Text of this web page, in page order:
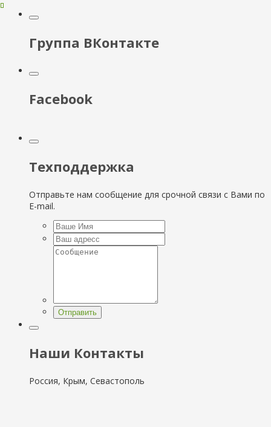
Группа ВКонтакте
Facebook
Техподдержка
Отправьте нам сообщение для срочной связи с Вами по
E-mail.
Отправить
Наши Контакты
Россия, Крым, Севастополь